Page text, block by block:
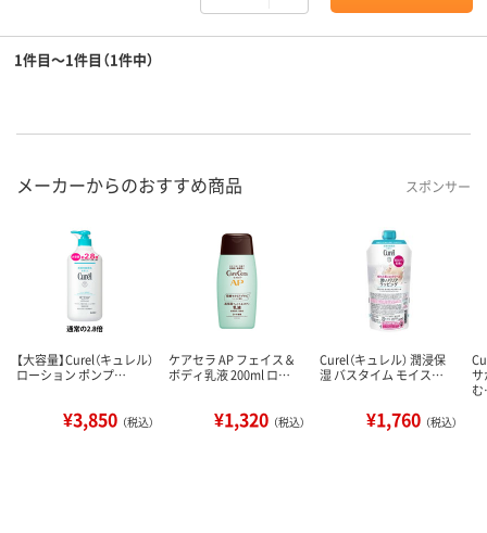
1件目～1件目（1件中）
メーカーからのおすすめ商品 スポンサー
【大容量】Curel（キュレル）
ローション ポンプ…
¥3,850 （税込）
ケアセラ AP フェイス＆
ボディ乳液 200ml ロ…
¥1,320 （税込）
Curel（キュレル） 潤浸保
湿 バスタイム モイス…
¥1,760 （税込）
サ